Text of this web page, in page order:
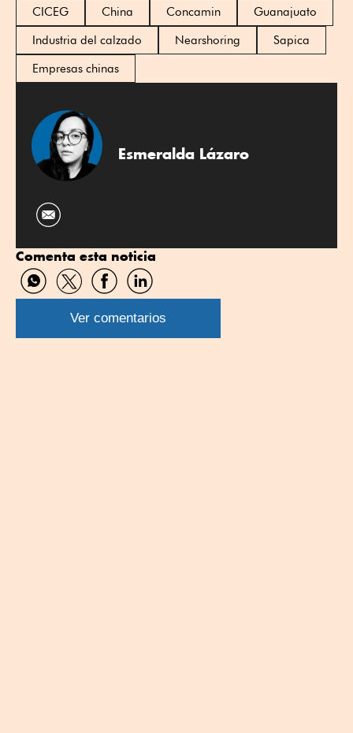
CICEG China Concamin
Guanajuato
Industria del calzado
Nearshoring
Sapica
Empresas chinas
Esmeralda Lázaro
Comenta esta noticia
Compartir
por
WhatsApp
Compartir
por
Twitter
Compartir
por
Facebook
Compartir
por
Linkedin
Ver comentarios